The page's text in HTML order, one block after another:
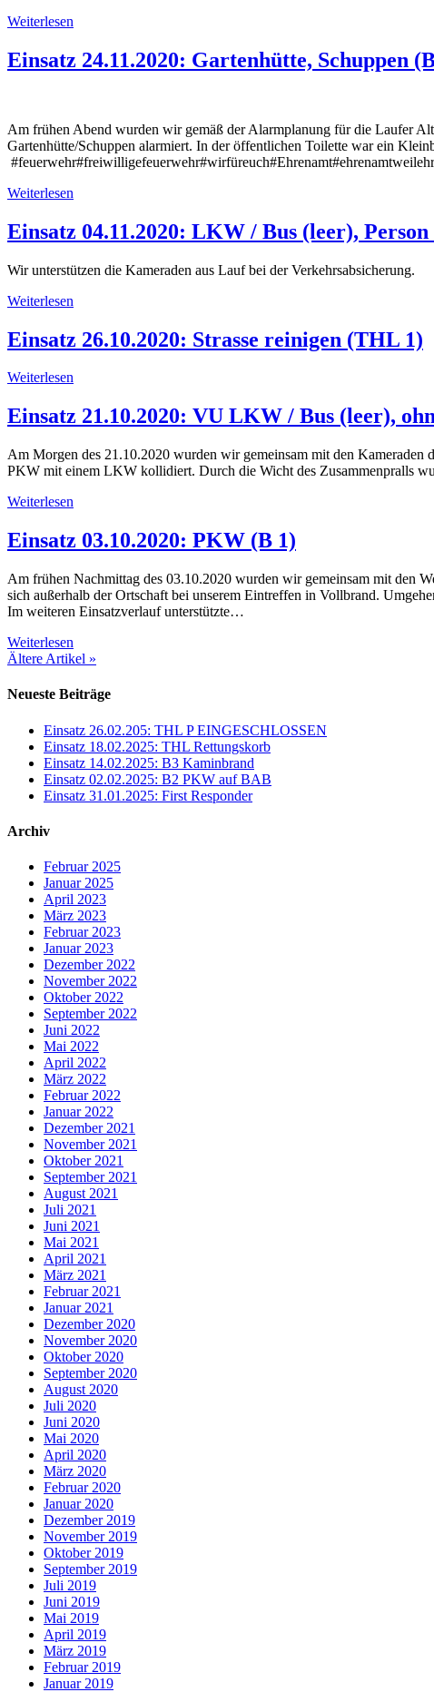
Weiterlesen
Einsatz 24.11.2020: Gartenhütte, Schuppen
Am frühen Abend wurden wir gemäß der Alarmplanung für die Laufer
Gartenhütte/Schuppen alarmiert. In der öffentlichen Toilette war ein
Weiterlesen
Einsatz 04.11.2020: LKW / Bus (leer),
Wir unterstützen die Kameraden aus Lauf bei der Verkehrsabsicherung.
Weiterlesen
Einsatz 26.10.2020: Strasse reinigen (THL 1)
Weiterlesen
Einsatz 21.10.2020: VU LKW / Bus (leer),
Am Morgen des 21.10.2020 wurden wir gemeinsam mit den
PKW mit einem LKW kollidiert. Durch die Wicht des Zusammenpralls
Weiterlesen
Einsatz 03.10.2020: PKW (B 1)
Am frühen Nachmittag des 03.10.2020 wurden wir gemeinsam mit den
sich außerhalb der Ortschaft bei unserem Eintreffen in Vollbrand.
Im weiteren Einsatzverlauf unterstützte…
Weiterlesen
Ältere Artikel »
Neueste Beiträge
Einsatz 26.02.205: THL P EINGESCHLOSSEN
Einsatz 18.02.2025: THL Rettungskorb
Einsatz 14.02.2025: B3 Kaminbrand
Einsatz 02.02.2025: B2 PKW auf BAB
Einsatz 31.01.2025: First Responder
Archiv
Februar 2025
Januar 2025
April 2023
März 2023
Februar 2023
Januar 2023
Dezember 2022
November 2022
Oktober 2022
September 2022
Juni 2022
Mai 2022
April 2022
März 2022
Februar 2022
Januar 2022
Dezember 2021
November 2021
Oktober 2021
September 2021
August 2021
Juli 2021
Juni 2021
Mai 2021
April 2021
März 2021
Februar 2021
Januar 2021
Dezember 2020
November 2020
Oktober 2020
September 2020
August 2020
Juli 2020
Juni 2020
Mai 2020
April 2020
März 2020
Februar 2020
Januar 2020
Dezember 2019
November 2019
Oktober 2019
September 2019
Juli 2019
Juni 2019
Mai 2019
April 2019
März 2019
Februar 2019
Januar 2019